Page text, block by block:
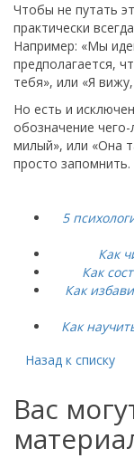
Чтобы не путать
практически
Например: «Мы
предполагается,
тебя», или «Я
Но есть и
обозначение
милый», или «Она
просто запомнить.
5
Как
Как
Как
Как
Назад к списку
Вас